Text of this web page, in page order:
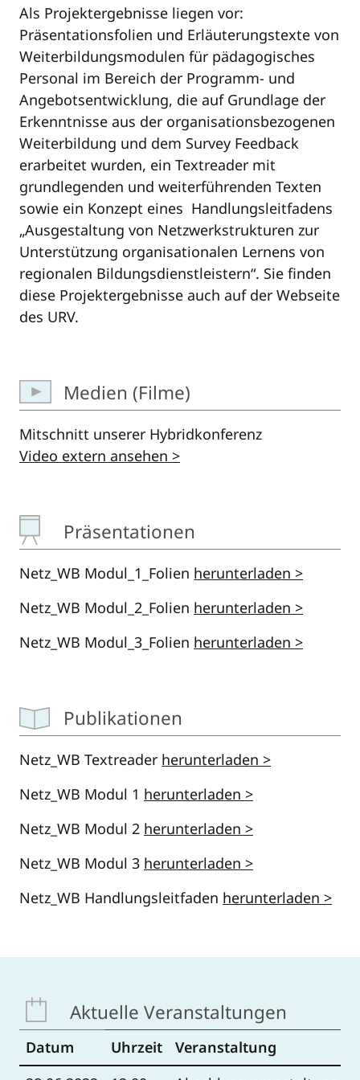
Als Projektergebnisse liegen vor:
Präsentationsfolien und Erläuterungstexte von
Weiterbildungsmodulen für pädagogisches
Personal im Bereich der Programm- und
Angebotsentwicklung, die auf Grundlage der
Erkenntnisse aus der organisationsbezogenen
Weiterbildung und dem Survey Feedback
erarbeitet wurden, ein Textreader mit
grundlegenden und weiterführenden Texten
sowie ein Konzept eines Handlungsleitfadens
„Ausgestaltung von Netzwerkstrukturen zur
Unterstützung organisationalen Lernens von
regionalen Bildungsdienstleistern“. Sie finden
diese Projektergebnisse auch auf der Webseite
des URV.
Medien (Filme)
Mitschnitt unserer Hybridkonferenz
Video extern ansehen >
Präsentationen
Netz_WB Modul_1_Folien herunterladen >
Netz_WB Modul_2_Folien herunterladen >
Netz_WB Modul_3_Folien herunterladen >
Publikationen
Netz_WB Textreader herunterladen >
Netz_WB Modul 1 herunterladen >
Netz_WB Modul 2 herunterladen >
Netz_WB Modul 3 herunterladen >
Netz_WB Handlungsleitfaden herunterladen >
Aktuelle Veranstaltungen
Datum Uhrzeit Veranstaltung